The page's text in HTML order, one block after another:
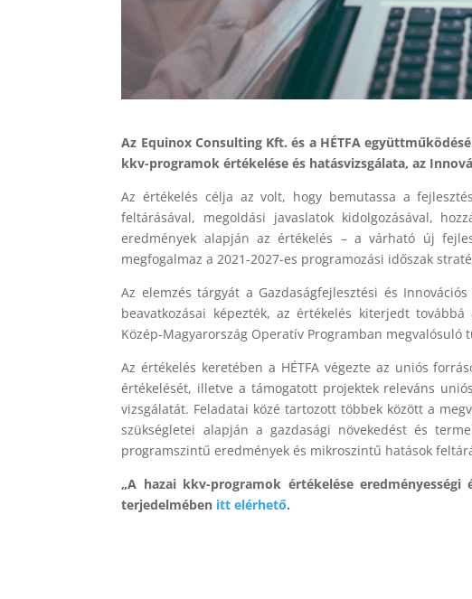
Az Equinox Consulting Kft. és a HÉTFA
kkv-programok értékelése és hatásvizsgálata, az
Az értékelés célja az volt, hogy bemutassa a
feltárásával, megoldási javaslatok kidolgozásával,
eredmények alapján az értékelés – a várható új
megfogalmaz a 2021-2027-es programozási időszak
Az elemzés tárgyát a Gazdaságfejlesztési és
beavatkozásai képezték, az értékelés kiterjedt
Közép-Magyarország Operatív Programban megvalósuló
Az értékelés keretében a HÉTFA végezte az uniós
értékelését, illetve a támogatott projektek releváns
vizsgálatát. Feladatai közé tartozott többek között a
szükségletei alapján a gazdasági növekedést és
programszintű eredmények és mikroszintű hatások
„A hazai kkv-programok értékelése
terjedelmében itt elérhető.